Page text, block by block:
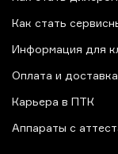
Как стать
Информация для
Оплата и доставка
Карьера в ПТК
Аппараты с